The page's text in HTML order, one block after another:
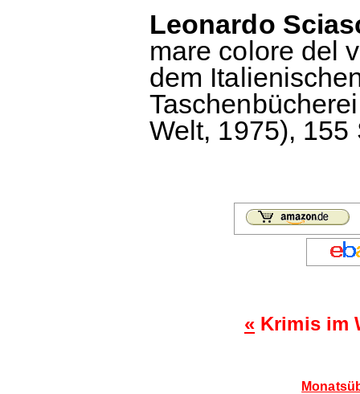
Leonardo
mare colore del
dem
Welt, 1975), 155
« Krimis im